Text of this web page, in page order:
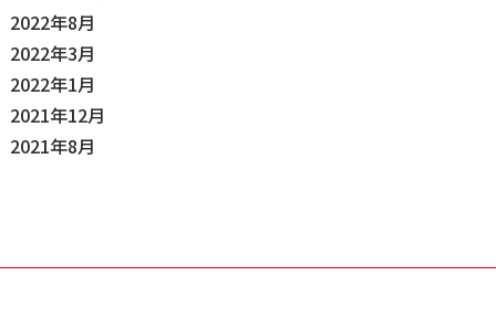
2022年8月
2022年3月
2022年1月
2021年12月
2021年8月